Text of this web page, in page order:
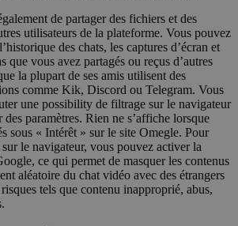
de partager des fichiers et des
utilisateurs de la plateforme. Vous pouvez
des chats, les captures d’écran et
que vous avez partagés ou reçus d’autres
la plupart de ses amis utilisent des
comme Kik, Discord ou Telegram. Vous
une possibility de filtrage sur le navigateur
paramètres. Rien ne s’affiche lorsque
sous « Intérêt » sur le site Omegle. Pour
le navigateur, vous pouvez activer la
ce qui permet de masquer les contenus
aléatoire du chat vidéo avec des étrangers
tels que contenu inapproprié, abus,